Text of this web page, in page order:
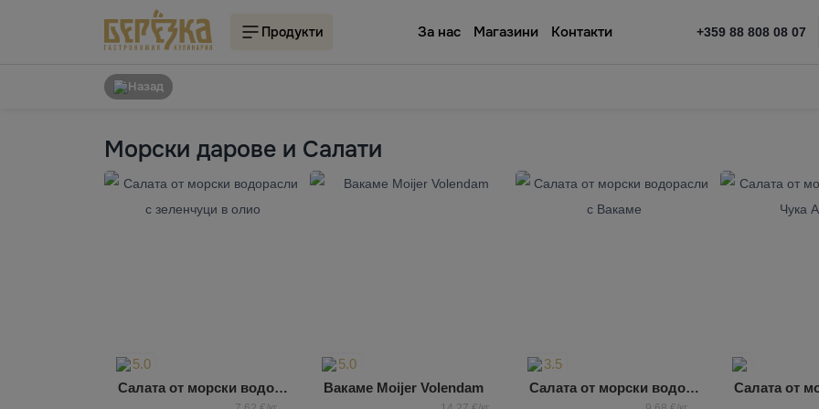
Продукти За нас Магазини Контакти +359 88 808 08 07
Назад
Морски дарове и Салати
5.0
Салата от морски водорасли с зеленчуци в олио
5.0
Вакаме Moijer Volendam
3.5
Салата от морски водорасли с Вакаме